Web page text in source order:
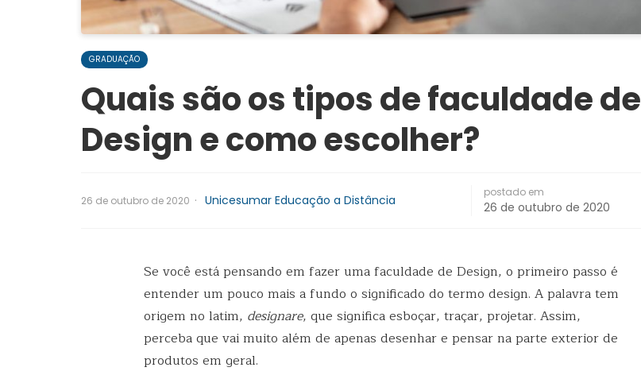
GRADUAÇÃO
Quais são os tipos de faculdade de
Design e como escolher?
26 de outubro de 2020 · Unicesumar Educação a Distância
postado em
26 de outubro de 2020
Se você está pensando em fazer uma faculdade de Design, o primeiro passo é
entender um pouco mais a fundo o significado do termo design. A palavra tem
origem no latim, designare, que significa esboçar, traçar, projetar. Assim,
perceba que vai muito além de apenas desenhar e pensar na parte exterior de
produtos em geral.